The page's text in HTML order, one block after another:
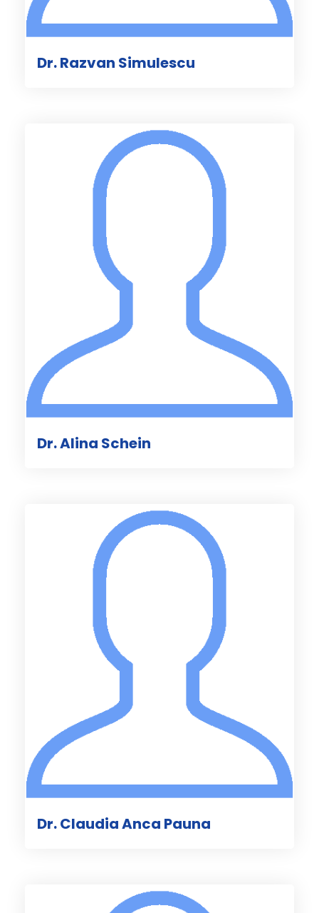
Dr. Razvan Simulescu
Dr. Alina Schein
Dr. Claudia Anca Pauna